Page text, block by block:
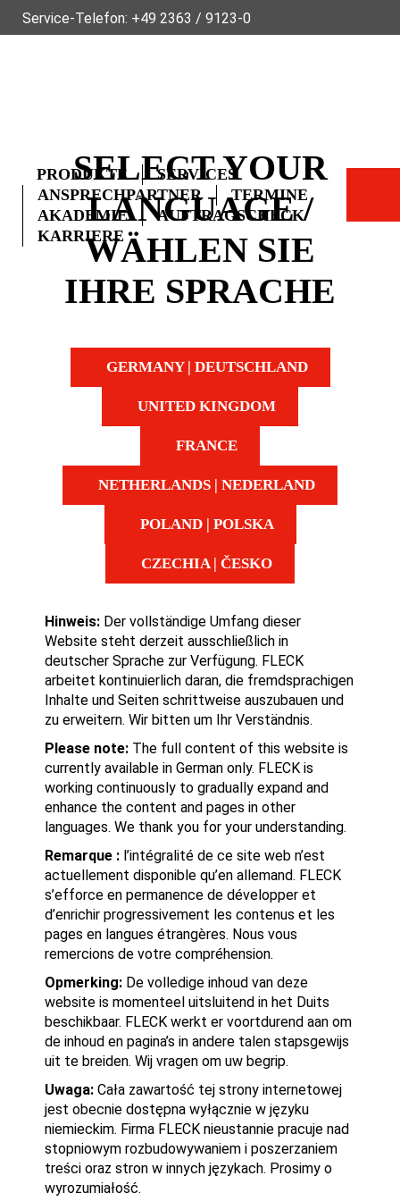
Service-Telefon: +49 2363 / 9123-0
PRODUKTE
SERVICES
ANSPRECHPARTNER
TERMINE
AKADEMIE
AUFTRAGSCHECK
KARRIERE
SELECT YOUR
LANGUAGE /
WÄHLEN SIE
IHRE SPRACHE
GERMANY | DEUTSCHLAND
UNITED KINGDOM
FRANCE
NETHERLANDS | NEDERLAND
POLAND | POLSKA
CZECHIA | ČESKO
Hinweis: Der vollständige Umfang dieser
Website steht derzeit ausschließlich in
deutscher Sprache zur Verfügung. FLECK
arbeitet kontinuierlich daran, die fremdsprachigen
Inhalte und Seiten schrittweise auszubauen und
zu erweitern. Wir bitten um Ihr Verständnis.
Please note: The full content of this website is
currently available in German only. FLECK is
working continuously to gradually expand and
enhance the content and pages in other
languages. We thank you for your understanding.
Remarque : l’intégralité de ce site web n’est
actuellement disponible qu’en allemand. FLECK
s’efforce en permanence de développer et
d’enrichir progressivement les contenus et les
pages en langues étrangères. Nous vous
remercions de votre compréhension.
Opmerking: De volledige inhoud van deze
website is momenteel uitsluitend in het Duits
beschikbaar. FLECK werkt er voortdurend aan om
de inhoud en pagina’s in andere talen stapsgewijs
uit te breiden. Wij vragen om uw begrip.
Uwaga: Cała zawartość tej strony internetowej
jest obecnie dostępna wyłącznie w języku
niemieckim. Firma FLECK nieustannie pracuje nad
stopniowym rozbudowywaniem i poszerzaniem
treści oraz stron w innych językach. Prosimy o
wyrozumiałość.